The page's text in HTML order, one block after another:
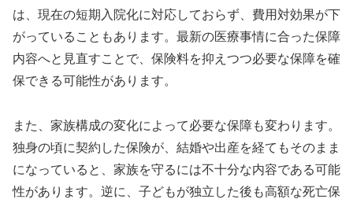
は、現在の短期入院化に対応しておらず、費用対効果が下
がっていることもあります。最新の医療事情に合った保障
内容へと見直すことで、保険料を抑えつつ必要な保障を確
保できる可能性があります。
また、家族構成の変化によって必要な保障も変わります。
独身の頃に契約した保険が、結婚や出産を経てもそのまま
になっていると、家族を守るには不十分な内容である可能
性があります。逆に、子どもが独立した後も高額な死亡保